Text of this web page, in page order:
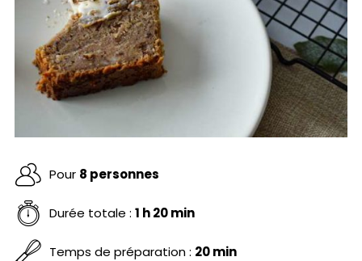
Pour 8 personnes
Durée totale : 1 h 20 min
Temps de préparation : 20 min